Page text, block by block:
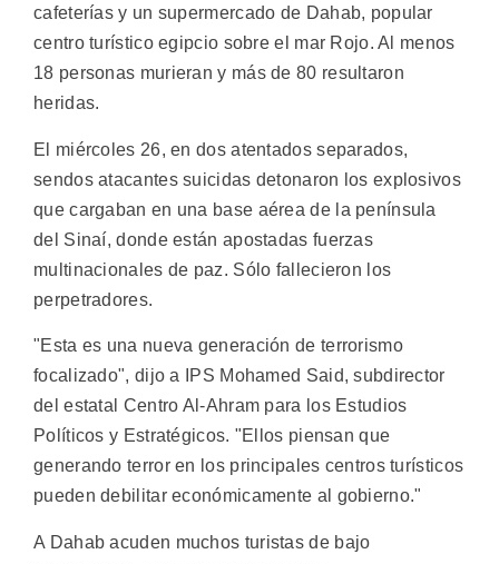
cafeterías y un supermercado de Dahab, popular
centro turístico egipcio sobre el mar Rojo. Al menos
18 personas murieran y más de 80 resultaron
heridas.
El miércoles 26, en dos atentados separados,
sendos atacantes suicidas detonaron los explosivos
que cargaban en una base aérea de la península
del Sinaí, donde están apostadas fuerzas
multinacionales de paz. Sólo fallecieron los
perpetradores.
"Esta es una nueva generación de terrorismo
focalizado", dijo a IPS Mohamed Said, subdirector
del estatal Centro Al-Ahram para los Estudios
Políticos y Estratégicos. "Ellos piensan que
generando terror en los principales centros turísticos
pueden debilitar económicamente al gobierno."
A Dahab acuden muchos turistas de bajo